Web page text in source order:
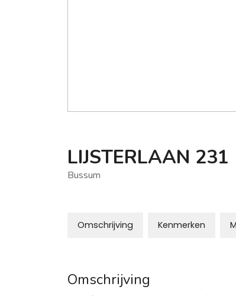
LIJSTERLAAN 231
Bussum
Omschrijving Kenmerken
Omschrijving